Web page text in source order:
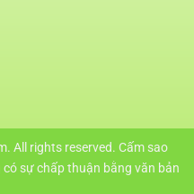
All rights reserved. Cấm sao
sự chấp thuận bằng văn bản